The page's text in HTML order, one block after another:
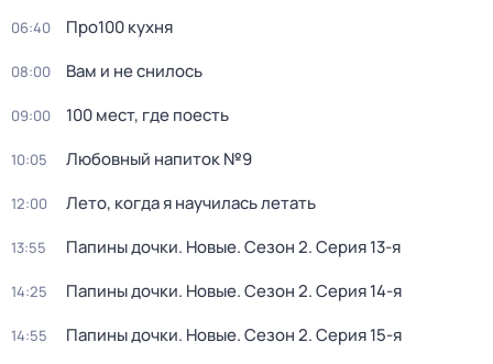
06:40 Про100 кухня
08:00 Вам и не снилось
09:00 100 мест, где поесть
10:05 Любовный напиток №9
12:00 Лето, когда я научилась летать
13:55 Папины дочки. Новые. Сезон 2. Серия 13-я
14:25 Папины дочки. Новые. Сезон 2. Серия 14-я
14:55 Папины дочки. Новые. Сезон 2. Серия 15-я